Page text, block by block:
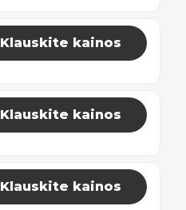
Klauskite kainos
Klauskite kainos
Klauskite kainos